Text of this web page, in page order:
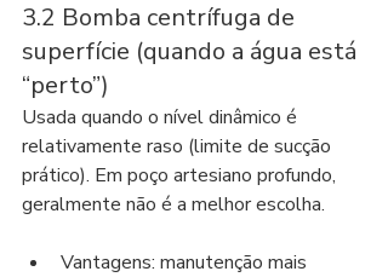
3.2 Bomba centrífuga de
superfície (quando a água está
“perto”)
Usada quando o nível dinâmico é
relativamente raso (limite de sucção
prático). Em poço artesiano profundo,
geralmente não é a melhor escolha.
Vantagens: manutenção mais